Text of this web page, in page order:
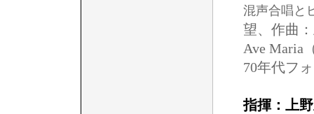
混声合唱と
望、作曲
Ave Maria
70年代フ
指揮：上